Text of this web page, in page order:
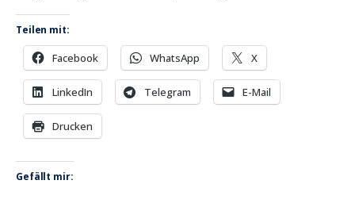
Teilen mit:
Facebook WhatsApp X
LinkedIn Telegram E-Mail
Drucken
Gefällt mir: